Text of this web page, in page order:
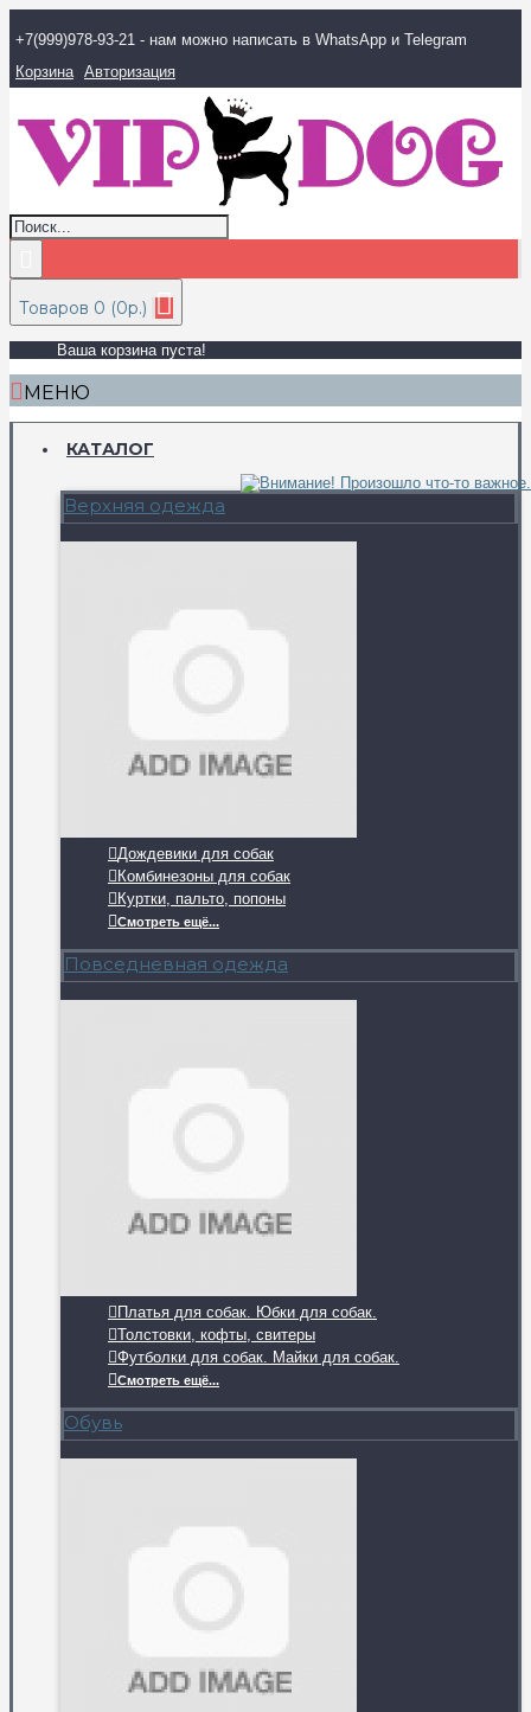
+7(999)978-93-21 - нам можно написать в WhatsApp и Telegram
Корзина Авторизация
Товаров 0 (0р.)
Ваша корзина пуста!
МЕНЮ
КАТАЛОГ
Верхняя одежда
Дождевики для собак
Комбинезоны для собак
Куртки, пальто, попоны
Смотреть ещё...
Повседневная одежда
Платья для собак. Юбки для собак.
Толстовки, кофты, свитеры
Футболки для собак. Майки для собак.
Смотреть ещё...
Обувь